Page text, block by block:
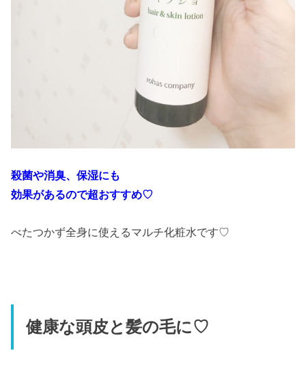
殺菌や消臭、保湿にも
効果があるので超おすすめ♡
べたつかず全身に使えるマルチ化粧水です♡
健康な頭皮と髪の毛に♡